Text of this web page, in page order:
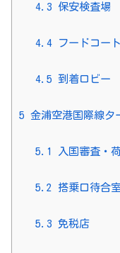
4.3 保安検査場
4.4フードコート
4.5 到着ロビー
5 金浦空港国際線
5.1 入国審査・
5.2 搭乗口待合
5.3 免税店